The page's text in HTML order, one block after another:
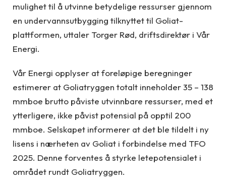
mulighet til å utvinne betydelige ressurser gjennom
en undervannsutbygging tilknyttet til Goliat-
plattformen, uttaler Torger Rød, driftsdirektør i Vår
Energi.
Vår Energi opplyser at foreløpige beregninger
estimerer at Goliatryggen totalt inneholder 35 – 138
mmboe brutto påviste utvinnbare ressurser, med et
ytterligere, ikke påvist potensial på opptil 200
mmboe. Selskapet informerer at det ble tildelt i ny
lisens i nærheten av Goliat i forbindelse med TFO
2025. Denne forventes å styrke letepotensialet i
området rundt Goliatryggen.